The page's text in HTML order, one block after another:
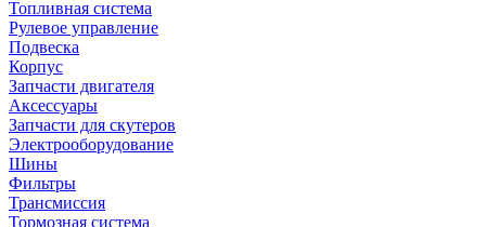
Топливная система
Рулевое управление
Подвеска
Корпус
Запчасти двигателя
Аксессуары
Запчасти для скутеров
Электрооборудование
Шины
Фильтры
Трансмиссия
Тормозная система